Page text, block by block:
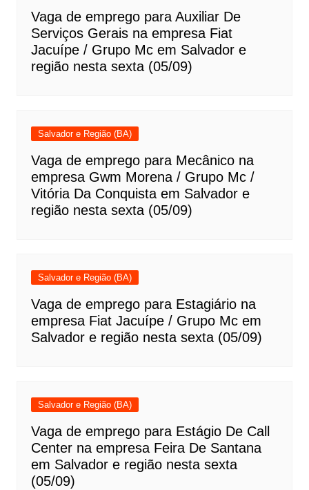
Vaga de emprego para Auxiliar De
Serviços Gerais na empresa Fiat
Jacuípe / Grupo Mc em Salvador e
região nesta sexta (05/09)
Salvador e Região (BA)
Vaga de emprego para Mecânico na
empresa Gwm Morena / Grupo Mc /
Vitória Da Conquista em Salvador e
região nesta sexta (05/09)
Salvador e Região (BA)
Vaga de emprego para Estagiário na
empresa Fiat Jacuípe / Grupo Mc em
Salvador e região nesta sexta (05/09)
Salvador e Região (BA)
Vaga de emprego para Estágio De Call
Center na empresa Feira De Santana
em Salvador e região nesta sexta
(05/09)